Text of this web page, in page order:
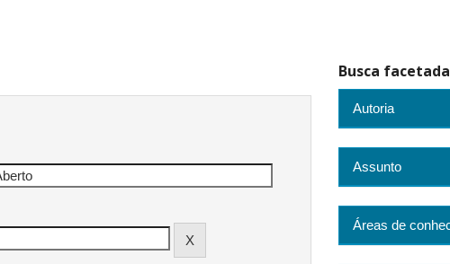
Busca facetada
Autoria
Assunto
Áreas de